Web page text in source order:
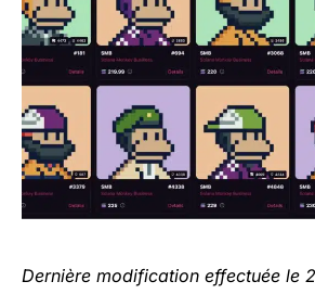
Dernière modification effectuée le